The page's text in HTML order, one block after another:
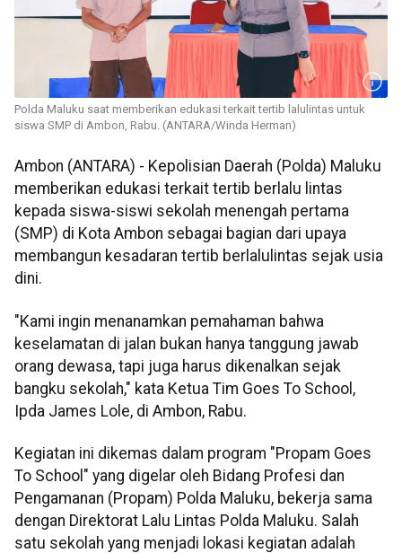
Polda Maluku saat memberikan edukasi terkait tertib lalulintas untuk
siswa SMP di Ambon, Rabu. (ANTARA/Winda Herman)
Ambon (ANTARA) - Kepolisian Daerah (Polda) Maluku
memberikan edukasi terkait tertib berlalu lintas
kepada siswa-siswi sekolah menengah pertama
(SMP) di Kota Ambon sebagai bagian dari upaya
membangun kesadaran tertib berlalulintas sejak usia
dini.
"Kami ingin menanamkan pemahaman bahwa
keselamatan di jalan bukan hanya tanggung jawab
orang dewasa, tapi juga harus dikenalkan sejak
bangku sekolah," kata Ketua Tim Goes To School,
Ipda James Lole, di Ambon, Rabu.
Kegiatan ini dikemas dalam program "Propam Goes
To School" yang digelar oleh Bidang Profesi dan
Pengamanan (Propam) Polda Maluku, bekerja sama
dengan Direktorat Lalu Lintas Polda Maluku. Salah
satu sekolah yang menjadi lokasi kegiatan adalah